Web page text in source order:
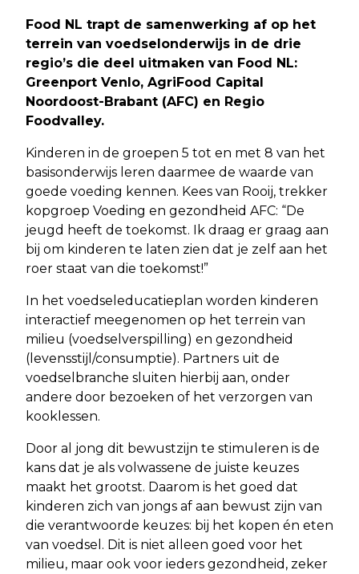
Food NL trapt de samenwerking af op het
terrein van voedselonderwijs in de drie
regio’s die deel uitmaken van Food NL:
Greenport Venlo, AgriFood Capital
Noordoost-Brabant (AFC) en Regio
Foodvalley.
Kinderen in de groepen 5 tot en met 8 van het
basisonderwijs leren daarmee de waarde van
goede voeding kennen. Kees van Rooij, trekker
kopgroep Voeding en gezondheid AFC: “De
jeugd heeft de toekomst. Ik draag er graag aan
bij om kinderen te laten zien dat je zelf aan het
roer staat van die toekomst!”
In het voedseleducatieplan worden kinderen
interactief meegenomen op het terrein van
milieu (voedselverspilling) en gezondheid
(levensstijl/consumptie). Partners uit de
voedselbranche sluiten hierbij aan, onder
andere door bezoeken of het verzorgen van
kooklessen.
Door al jong dit bewustzijn te stimuleren is de
kans dat je als volwassene de juiste keuzes
maakt het grootst. Daarom is het goed dat
kinderen zich van jongs af aan bewust zijn van
die verantwoorde keuzes: bij het kopen én eten
van voedsel. Dit is niet alleen goed voor het
milieu, maar ook voor ieders gezondheid, zeker